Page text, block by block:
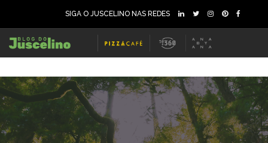
SIGA O JUSCELINO NAS REDES